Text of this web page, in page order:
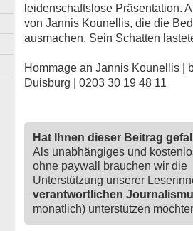
leidenschaftslose Präsentation.
von Jannis Kounellis, die die
ausmachen. Sein Schatten
Hommage an Jannis Kounellis |
Duisburg | 0203 30 19 48 11
Hat Ihnen dieser Beitrag
Als unabhängiges und
ohne paywall brauchen wir die
Unterstützung unserer
verantwortlichen
monatlich) unterstützen